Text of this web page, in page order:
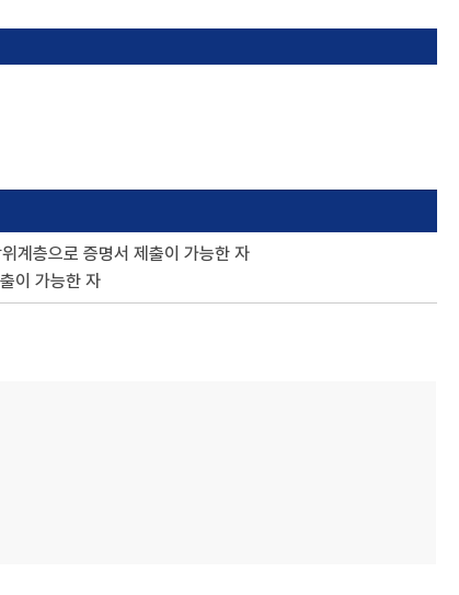
계층으로 증명서 제출이 가능한 자
이 가능한 자